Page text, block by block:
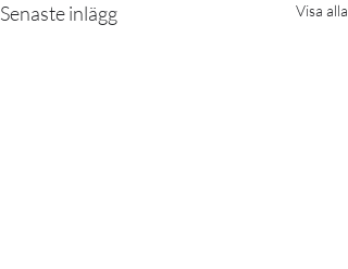
Senaste inlägg Visa alla